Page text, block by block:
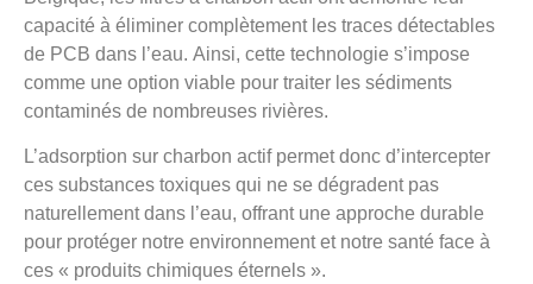
capacité à éliminer complètement les traces détectables
de PCB dans l’eau. Ainsi, cette technologie s’impose
comme une option viable pour traiter les sédiments
contaminés de nombreuses rivières.
L’adsorption sur charbon actif permet donc d’intercepter
ces substances toxiques qui ne se dégradent pas
naturellement dans l’eau, offrant une approche durable
pour protéger notre environnement et notre santé face à
ces « produits chimiques éternels ».